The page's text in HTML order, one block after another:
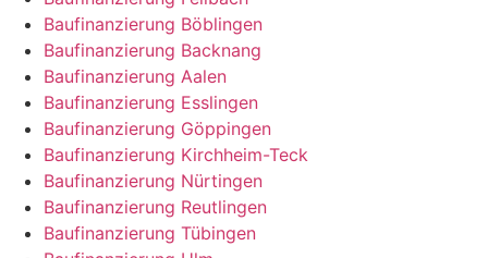
Baufinanzierung Böblingen
Baufinanzierung Backnang
Baufinanzierung Aalen
Baufinanzierung Esslingen
Baufinanzierung Göppingen
Baufinanzierung Kirchheim-Teck
Baufinanzierung Nürtingen
Baufinanzierung Reutlingen
Baufinanzierung Tübingen